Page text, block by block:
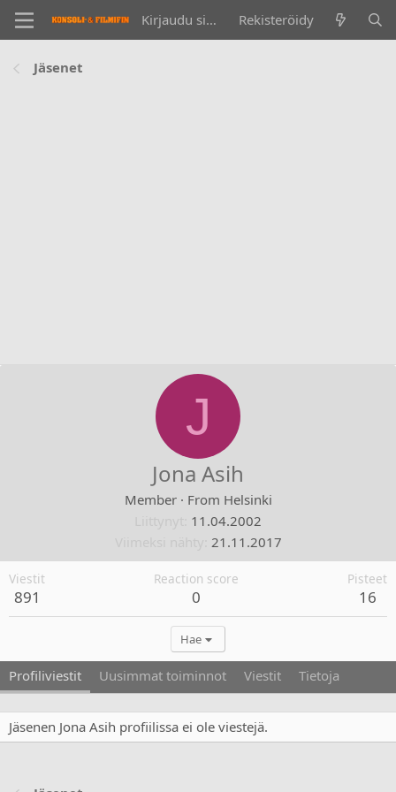
Kirjaudu sisään Rekisteröidy
Jäsenet
J
Jona Asih
Member · From Helsinki
11.04.2002
21.11.2017
Viestit
891
Reaction score
0
Pisteet
16
Hae
Profiliviestit Uusimmat toiminnot Viestit Tietoja
Jäsenen Jona Asih profiilissa ei ole viestejä.